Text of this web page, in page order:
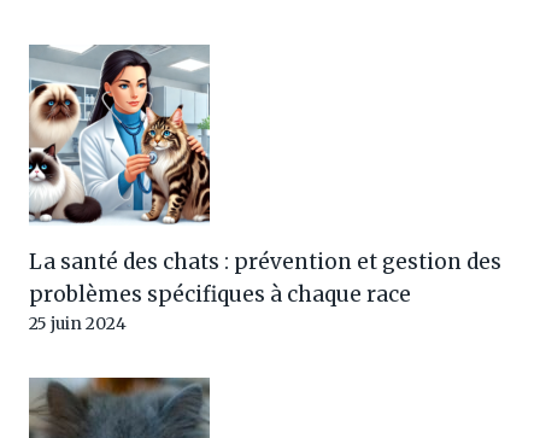
La santé des chats : prévention et gestion des
problèmes spécifiques à chaque race
25 juin 2024